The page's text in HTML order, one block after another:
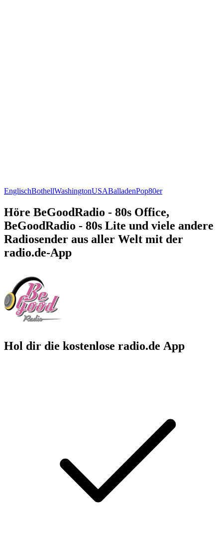
EnglischBothellWashingtonUSABalladenPop80er
Höre BeGoodRadio - 80s Office,
BeGoodRadio - 80s Lite und viele andere
Radiosender aus aller Welt mit der
radio.de-App
Hol dir die kostenlose radio.de App